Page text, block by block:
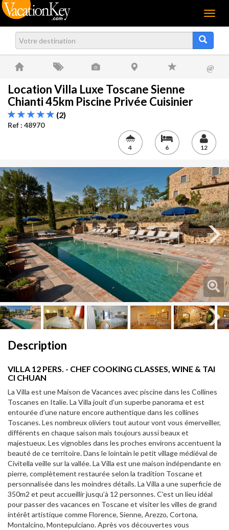
Menu
@
Location Villa Luxe Toscane Sienne
Chianti 45km Piscine Privée Cuisinier
(2)
Ref : 48970
4 6 12
Next
Description
VILLA 12 PERS. - CHEF COOKING CLASSES, WINE & TAI
CI CHUAN
La Villa est une Maison de Vacances avec piscine dans les Collines
Toscanes en Italie. La Villa jouit d’un superbe panorama et est
entourée d’une nature encore authentique dans les collines
Toscanes. Les nombreux oliviers tout autour vont vous émerveiller,
différents en chaque saison mais toujours aussi beaux et
majestueux. Les vignobles dans les proches environs accentuent la
beauté de ce territoire. Dans le lointain le petit village médiéval de
Civitella veille sur la vallée. La Villa est une maison indépendante en
pierre, complètement restaurée selon la tradition Toscane et
personnalisée dans les moindres détails. La Villa a une superficie de
350m2 et peut accueillir jusqu’à 12 personnes. C'est un lieu idéal
pour passer des vacances en Toscane et visiter les villes de grand
intérêt artistique comme Florence, Sienne, Arezzo, Cortona,
Montalcino, Montepulciano. Après vos découvertes vous